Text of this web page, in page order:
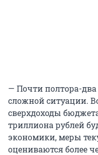
— Почти полтора-
сложной ситуации.
сверхдоходы
триллиона рублей
экономики, меры
оцениваются более